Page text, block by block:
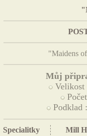
"Maidens
Můj
Velikost
Podklad
Specialitky
Mill